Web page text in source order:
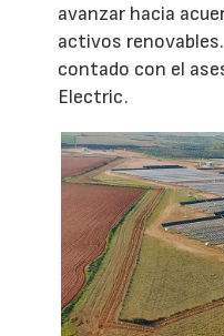
avanzar hacia
activos
contado con el
Electric.